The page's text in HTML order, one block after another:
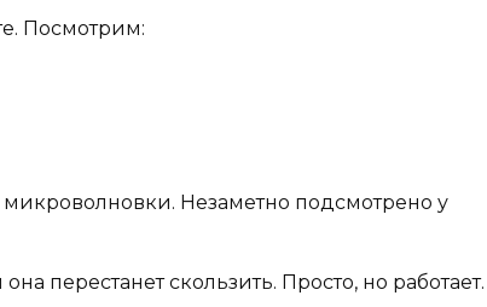
Посмотрим:
Незаметно подсмотрено у
перестанет скользить. Просто, но работает.